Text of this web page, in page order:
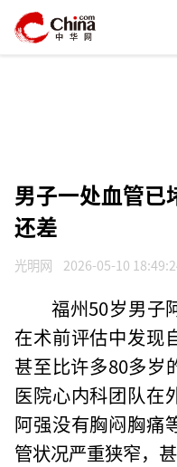
男子一处血管已
还差
光明网 2026-05-10
福州50岁男子
在术前评估中发现
甚至比许多80多岁
医院心内科团队在
阿强没有胸闷胸痛
管状况严重狭窄，